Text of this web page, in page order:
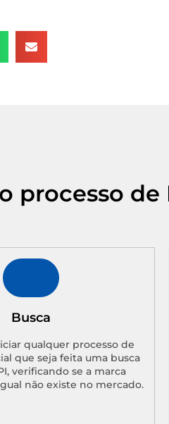
processo
Busca
qualquer processo de
que seja feita uma busca
verificando se a marca
não existe no mercado.